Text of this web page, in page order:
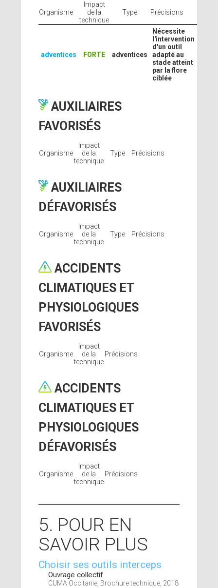
Organisme
Impact
de la
technique
Type Précisions
adventices FORTE adventices
Nécessite
l'intervention
d'un outil
adapté au
stade atteint
par la flore
ciblée
AUXILIAIRES
FAVORISÉS
Organisme
Impact
de la
technique
Type Précisions
AUXILIAIRES
DÉFAVORISÉS
Organisme
Impact
de la
technique
Type Précisions
ACCIDENTS
CLIMATIQUES ET
PHYSIOLOGIQUES
FAVORISÉS
Organisme
Impact
de la
technique
Précisions
ACCIDENTS
CLIMATIQUES ET
PHYSIOLOGIQUES
DÉFAVORISÉS
Organisme
Impact
de la
technique
Précisions
5. POUR EN
SAVOIR PLUS
Choisir ses outils interceps
Ouvrage collectif
CUMA Occitanie, Brochure technique, 2018